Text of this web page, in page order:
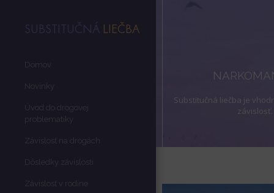
SUBSTITUČNÁ LIEČBA
Domov
Novinky
Úvod do drogovej
problematiky
Závislosť na drogách
Dôsledky závislosti
Závislosť v rodine
Substitučná liečba je